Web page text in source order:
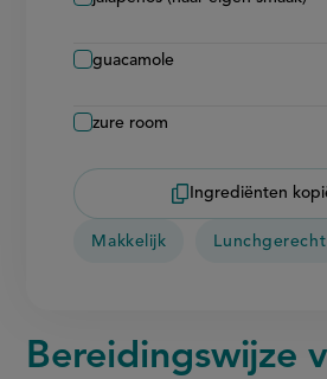
guacamole
zure room
Ingrediënten
Makkelijk Lunchgerecht
Bereidingswijze